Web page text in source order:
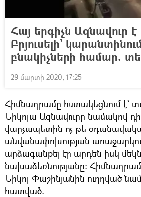
Հայ երգիչն Ազնավուր է
Բրյուսելի`
բնակիչների համար.
29 մարտի 2020, 17:25
Հիմնադրամը հստակեցնում է՝
Նիկոլա Ազնավուրը նամակով
վարչապետին ոչ թե
անվանափոխության
արձագանքել էր արդեն իսկ
նախաձեռնությանը։
Նիկոլ Փաշինյանին ուղղված
հատված.